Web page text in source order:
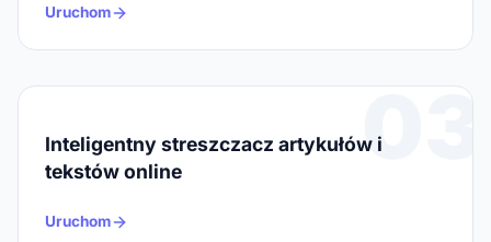
Uruchom
03
Inteligentny streszczacz artykułów i
tekstów online
Uruchom